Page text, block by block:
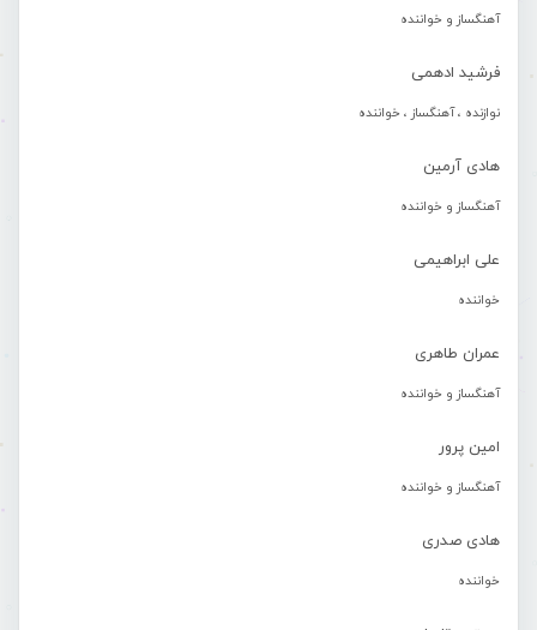
آهنگساز و خواننده
فرشید ادهمی
نوازنده ، آهنگساز ، خواننده
هادی آرمین
آهنگساز و خواننده
علی ابراهیمی
خواننده
عمران طاهری
آهنگساز و خواننده
امین پرور
آهنگساز و خواننده
هادی صدری
خواننده